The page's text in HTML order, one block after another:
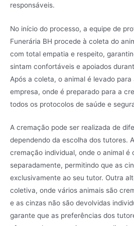
responsáveis.
No início do processo, a equipe de
Funerária BH procede à coleta do
com total empatia e respeito,
sintam confortáveis e apoiados
Após a coleta, o animal é levado para
empresa, onde é preparado para a
todos os protocolos de saúde e
A cremação pode ser realizada de
dependendo da escolha dos tutores.
cremação individual, onde o animal é
separadamente, permitindo que as
exclusivamente ao seu tutor. Outra
coletiva, onde vários animais são
e as cinzas não são devolvidas
garante que as preferências dos